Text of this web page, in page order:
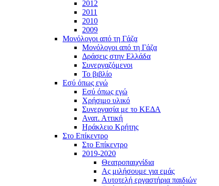
2012
2011
2010
2009
Μονόλογοι από τη Γάζα
Μονόλογοι από τη Γάζα
Δράσεις στην Ελλάδα
Συνεργαζόμενοι
To βιβλίο
Εσύ όπως εγώ
Εσύ όπως εγώ
Χρήσιμο υλικό
Συνεργασία με το ΚΕΔΑ
Ανατ. Αττική
Ηράκλειο Κρήτης
Στο Επίκεντρο
Στο Επίκεντρο
2019-2020
Θεατροπαιχνίδια
Ας μιλήσουμε για εμάς
Αυτοτελή εργαστήρια παιδιών